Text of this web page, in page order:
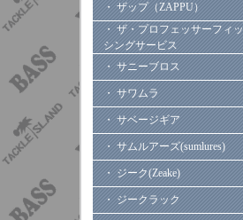
・ ザップ（ZAPPU）
・ ザ・プロフェッサーフィッ
シングサービス
・ サニーブロス
・ サワムラ
・ サベージギア
・ サムルアーズ(sumlures)
・ ジーク(Zeake)
・ ジークラック